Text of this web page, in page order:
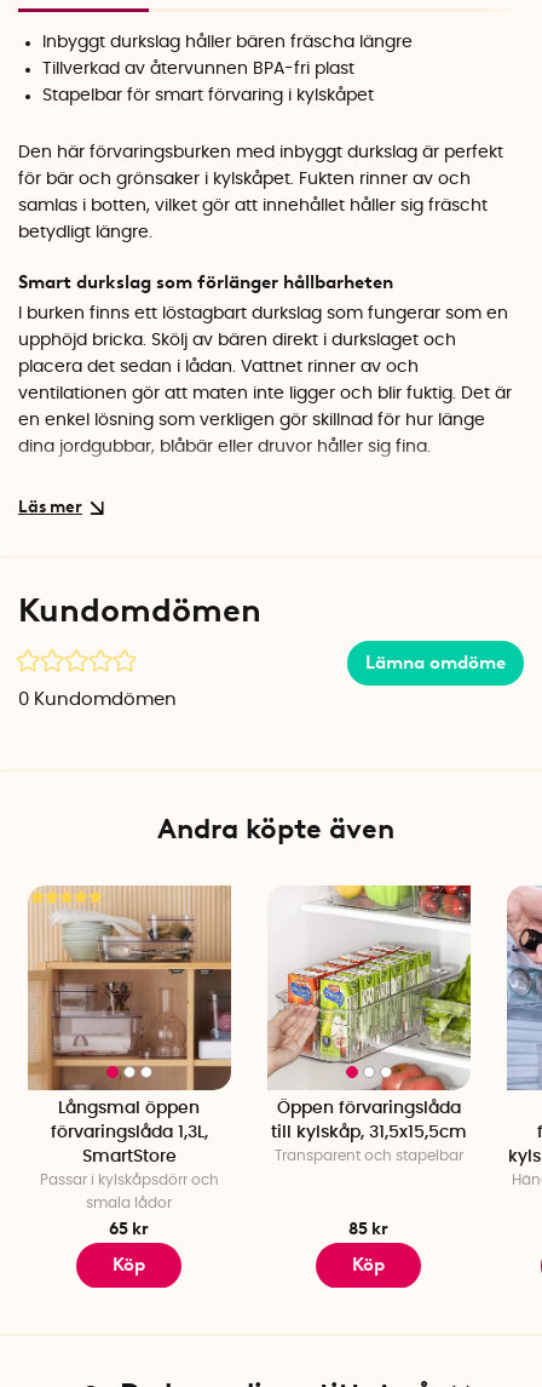
Inbyggt durkslag håller bären fräscha längre
Tillverkad av återvunnen BPA-fri plast
Stapelbar för smart förvaring i kylskåpet
Den här förvaringsburken med inbyggt durkslag är perfekt
för bär och grönsaker i kylskåpet. Fukten rinner av och
samlas i botten, vilket gör att innehållet håller sig fräscht
betydligt längre.
Smart durkslag som förlänger hållbarheten
I burken finns ett löstagbart durkslag som fungerar som en
upphöjd bricka. Skölj av bären direkt i durkslaget och
placera det sedan i lådan. Vattnet rinner av och
ventilationen gör att maten inte ligger och blir fuktig. Det är
en enkel lösning som verkligen gör skillnad för hur länge
dina jordgubbar, blåbär eller druvor håller sig fina.
Hållbart materialval
utan lock. Det transparenta materialet gör att du snabbt ser
Mått: 16,5 x 21,6 x 9,5 cm
Kundomdömen
Lämna omdöme
0 Kundomdömen
Andra köpte även
Långsmal öppen
förvaringslåda 1,3L,
SmartStore
Passar i kylskåpsdörr och
smala lådor
65 kr
Köp
Öppen förvaringslåda
till kylskåp, 31,5x15,5cm
Transparent och stapelbar
85 kr
Köp